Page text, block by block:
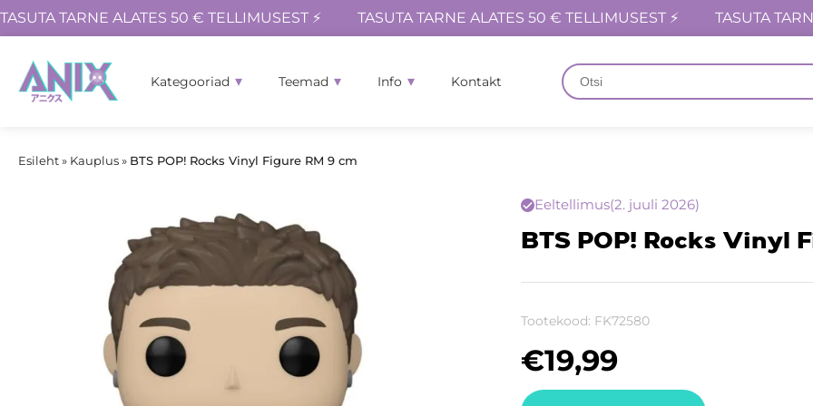
TASUTA TARNE ALATES 50 € TELLIMUSEST ⚡ TASUTA TARNE ALATES 50 € TELLIMUSEST ⚡ TASUTA
Kategooriad Teemad Info Kontakt
Esileht» Kauplus» BTS POP! Rocks Vinyl Figure RM 9 cm
Eeltellimus(2. juuli 2026)
BTS POP! Rocks Vinyl
Tootekood: FK72580
€19,99